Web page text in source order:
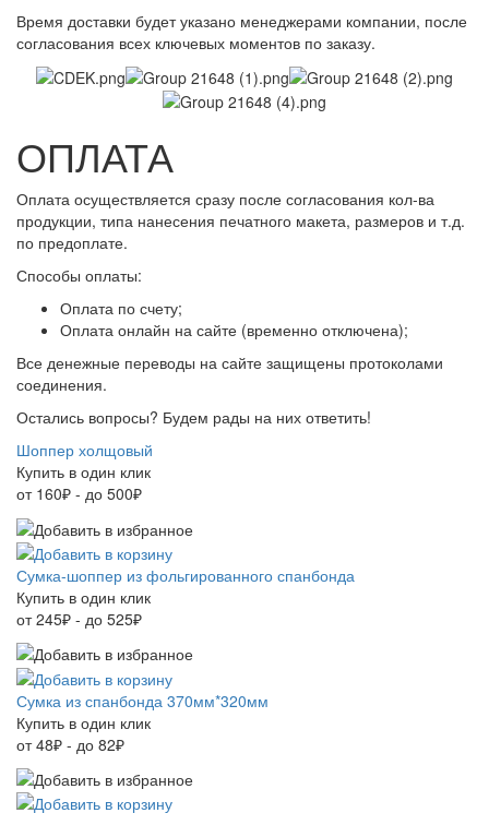
Время доставки будет указано менеджерами компании, после
согласования всех ключевых моментов по заказу.
ОПЛАТА
Оплата осуществляется сразу после согласования кол-ва
продукции, типа нанесения печатного макета, размеров и т.д.
по предоплате.
Способы оплаты:
Оплата по счету;
Оплата онлайн на сайте (временно отключена);
Все денежные переводы на сайте защищены протоколами
соединения.
Остались вопросы? Будем рады на них ответить!
Шоппер холщовый
Купить в один клик
от 160₽ - до 500₽
Сумка-шоппер из фольгированного спанбонда
Купить в один клик
от 245₽ - до 525₽
Сумка из спанбонда 370мм*320мм
Купить в один клик
от 48₽ - до 82₽